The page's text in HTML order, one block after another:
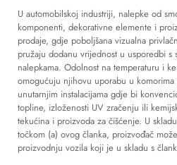
U automobilskoj industriji, nalepke od
komponenti, dekorativne elemente i
prodaje, gdje poboljšana vizualna
pružaju dodanu vrijednost u usporedbi s
nalepkama. Odolnost na temperaturu i
omogućuju njihovu uporabu u
unutarnjim instalacijama gdje bi
topline, izloženosti UV zračenju ili
tekućina i proizvoda za čišćenje. U
točkom (a) ovog članka, proizvođač
proizvodnju vozila koji je u skladu s